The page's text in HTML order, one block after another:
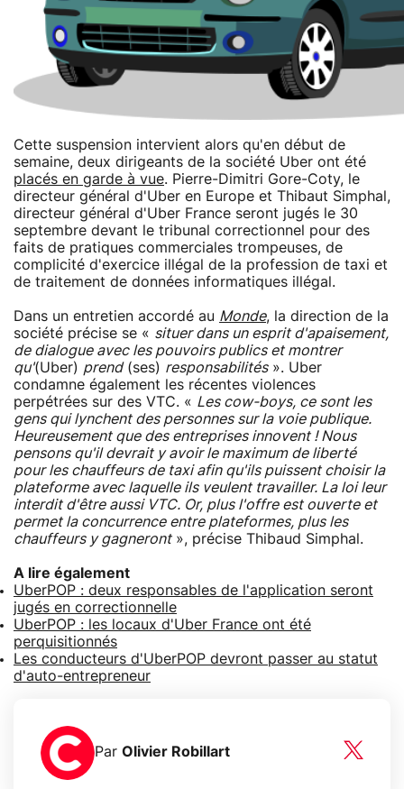
Cette suspension intervient alors qu'en début de
semaine, deux dirigeants de la société Uber ont été
placés en garde à vue. Pierre-Dimitri Gore-Coty, le
directeur général d'Uber en Europe et Thibaut Simphal,
directeur général d'Uber France seront jugés le 30
septembre devant le tribunal correctionnel pour des
faits de pratiques commerciales trompeuses, de
complicité d'exercice illégal de la profession de taxi et
de traitement de données informatiques illégal.
Dans un entretien accordé au Monde, la direction de la
société précise se « situer dans un esprit d'apaisement,
de dialogue avec les pouvoirs publics et montrer
qu'(Uber) prend(ses) responsabilités». Uber
condamne également les récentes violences
perpétrées sur des VTC. « Les cow-boys, ce sont les
gens qui lynchent des personnes sur la voie publique.
Heureusement que des entreprises innovent ! Nous
pensons qu'il devrait y avoir le maximum de liberté
pour les chauffeurs de taxi afin qu'ils puissent choisir la
plateforme avec laquelle ils veulent travailler. La loi leur
interdit d'être aussi VTC. Or, plus l'offre est ouverte et
permet la concurrence entre plateformes, plus les
chauffeurs y gagneront», précise Thibaud Simphal.
A lire également
UberPOP : deux responsables de l'application seront
jugés en correctionnelle
UberPOP : les locaux d'Uber France ont été
perquisitionnés
Les conducteurs d'UberPOP devront passer au statut
d'auto-entrepreneur
Par Olivier Robillart